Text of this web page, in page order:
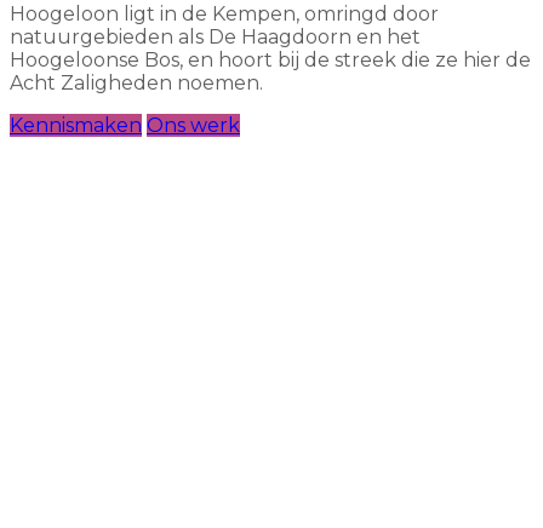
Hoogeloon ligt in de Kempen, omringd door
natuurgebieden als De Haagdoorn en het
Hoogeloonse Bos, en hoort bij de streek die ze hier de
Acht Zaligheden noemen.
Kennismaken Ons werk